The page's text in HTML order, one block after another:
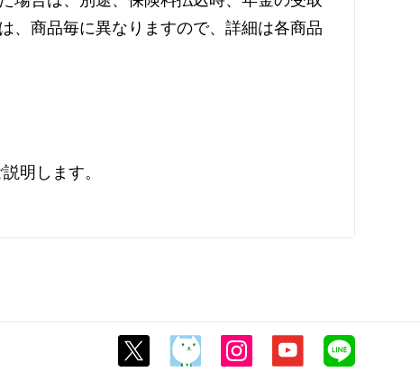
、商品毎に異なりますので、詳細は各商品
明します。